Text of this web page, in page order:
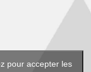
pour accepter les